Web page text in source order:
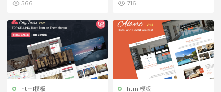
566 716
html模板 html模板